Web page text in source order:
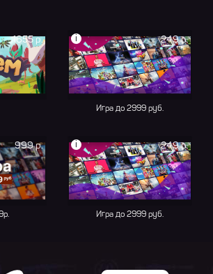
1655 р. 249 р.
i
Игра до 2999 руб.
999 р. 249 р.
i
Игра до 2999 руб.